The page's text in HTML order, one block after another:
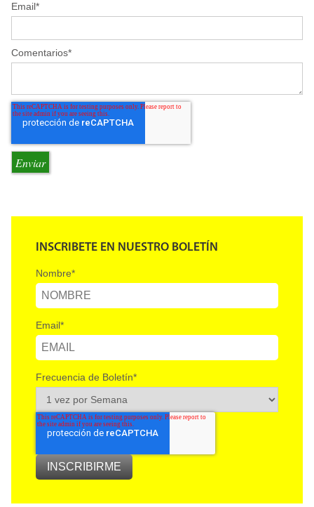
Email*
Comentarios*
INSCRIBETE EN NUESTRO BOLETÍN
Nombre*
Email*
Frecuencia de Boletín*